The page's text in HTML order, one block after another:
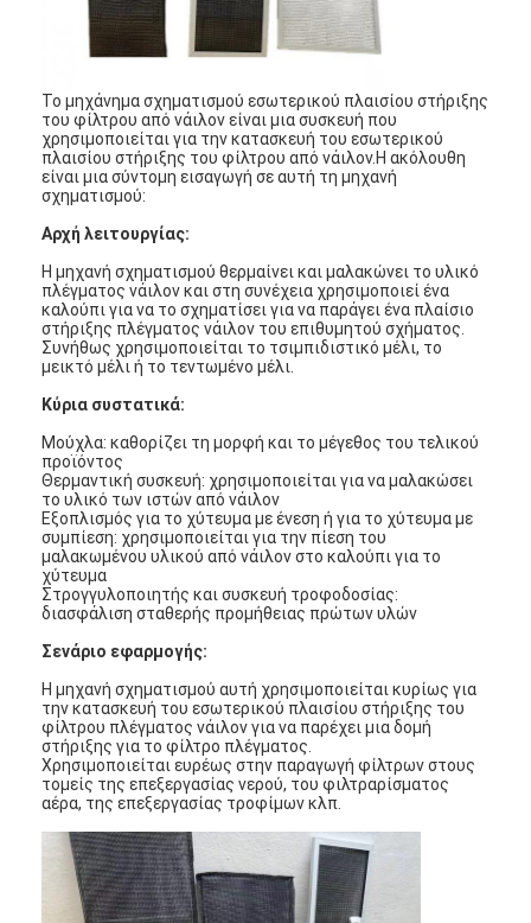
Σπίτι
Προϊόντα
Βίντεο
Το μηχάνημα σχηματισμού εσωτερικού πλαισίου στήριξης
του φίλτρου από νάιλον είναι μια συσκευή που
χρησιμοποιείται για την κατασκευή του εσωτερικού
πλαισίου στήριξης του φίλτρου από νάιλον.Η ακόλουθη
είναι μια σύντομη εισαγωγή σε αυτή τη μηχανή
σχηματισμού:
Αρχή λειτουργίας:
Η μηχανή σχηματισμού θερμαίνει και μαλακώνει το υλικό
πλέγματος νάιλον και στη συνέχεια χρησιμοποιεί ένα
καλούπι για να το σχηματίσει για να παράγει ένα πλαίσιο
στήριξης πλέγματος νάιλον του επιθυμητού σχήματος.
Συνήθως χρησιμοποιείται το τσιμπιδιστικό μέλι, το
μεικτό μέλι ή το τεντωμένο μέλι.
Κύρια συστατικά:
Μούχλα: καθορίζει τη μορφή και το μέγεθος του τελικού
προϊόντος
Θερμαντική συσκευή: χρησιμοποιείται για να μαλακώσει
το υλικό των ιστών από νάιλον
Εξοπλισμός για το χύτευμα με ένεση ή για το χύτευμα με
συμπίεση: χρησιμοποιείται για την πίεση του
μαλακωμένου υλικού από νάιλον στο καλούπι για το
χύτευμα
Στρογγυλοποιητής και συσκευή τροφοδοσίας:
διασφάλιση σταθερής προμήθειας πρώτων υλών
Σενάριο εφαρμογής:
Η μηχανή σχηματισμού αυτή χρησιμοποιείται κυρίως για
την κατασκευή του εσωτερικού πλαισίου στήριξης του
φίλτρου πλέγματος νάιλον για να παρέχει μια δομή
στήριξης για το φίλτρο πλέγματος.
Χρησιμοποιείται ευρέως στην παραγωγή φίλτρων στους
τομείς της επεξεργασίας νερού, του φιλτραρίσματος
αέρα, της επεξεργασίας τροφίμων κλπ.